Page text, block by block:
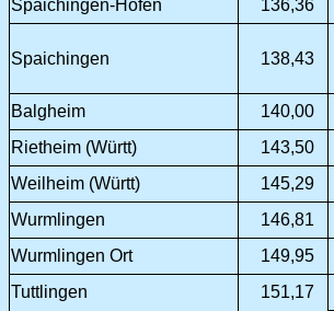
Spaichingen-Hofen 136,36
Spaichingen 138,43
Balgheim
140,00
Rietheim (Württ)
143,50
Weilheim (Württ)
145,29
Wurmlingen
146,81
Wurmlingen Ort
149,95
Tuttlingen
151,17